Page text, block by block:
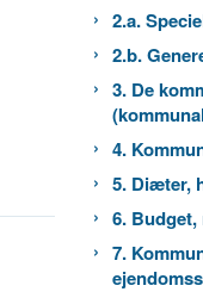
2.a.
2.b.
3. De
4.
5. Diæter,
6.
7.